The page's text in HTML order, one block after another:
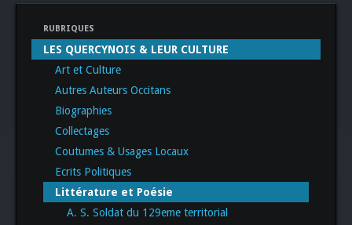
RUBRIQUES
LES QUERCYNOIS & LEUR CULTURE
Art et Culture
Autres Auteurs Occitans
Biographies
Collectages
Coutumes & Usages Locaux
Ecrits Politiques
Littérature et Poésie
A. S. Soldat du 129eme territorial